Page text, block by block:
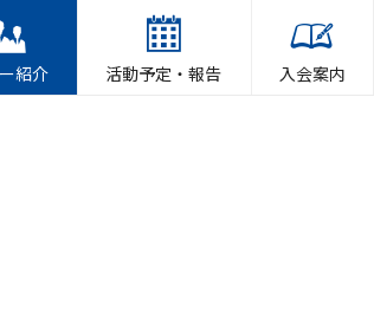
紹介 活動予定・報告 入会案内